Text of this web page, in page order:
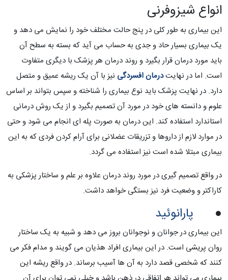
انواع شیزوفرنی
این بیماری به طور کلی در پنج حالت مختلف خود را نمایش می دهد و
یک بیماری بسیار حاد و جدی به حساب می آید که بسته به سطح آن
باید مورد درمان قرار بگیرد و روند درمان هر پزشک با دیگری متفاوت
است. اما در نهایتدرمان افسردگی نیز با آن یک ریشه عمیق و متصل
دارد. در نهایت پزشک باید نوع بیماری را شناخته و سپس بتواند بر اساس
علوم و دانسته های خود در مورد آن تصمیم بگیرد و از یک روش درمانی
استاندارد استفاده کند. این درمان به صورت پله ای انجام می شود و حتی
در موارد لازم از داروها و تزریقات عضلانی برای آرام کردن فردی که به این
بیماری مبتلا شده است نیز استفاده می گردد.
در واقع تصمیم گیری در مورد روند درمان علاوه بر علم و ساختار پزشکی به
کاراکتر و وضعیت فرد نیز بستگی خواهد داشت.
● پارانوئید
این بیماری در جوانان و نوجوانان بروز می دهد و شبیه به یک ساختار
روان پریشی است. در این بیماری افراد هذیان می گویند و مدام فکر می
کنند که شخصی قصد دارد به آن ها آسیب برساند. در واقع ریشه این